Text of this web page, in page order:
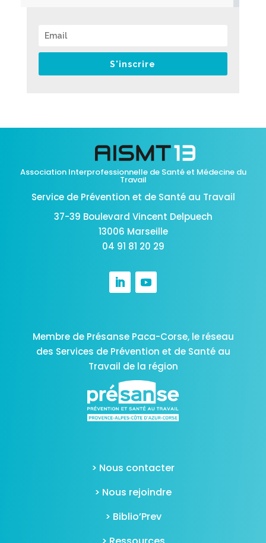
S'inscrire
Association Interprofessionnelle de Santé et Médecine du
Travail
Service de Prévention et de Santé au Travail
37-39 Boulevard Vincent Delpuech
13006 Marseille
04 91 81 20 29
Membre de Présanse Paca-Corse, le réseau
des Services de Prévention et de Santé au
Travail de la région
> Nous contacter
> Nous rejoindre
> Biblio’Prev